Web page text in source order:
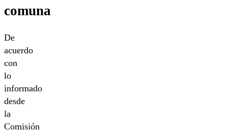
comuna
De
acuerdo
con
lo
informado
desde
la
Comisión